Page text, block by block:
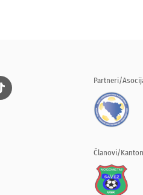
Partneri/
Članovi/